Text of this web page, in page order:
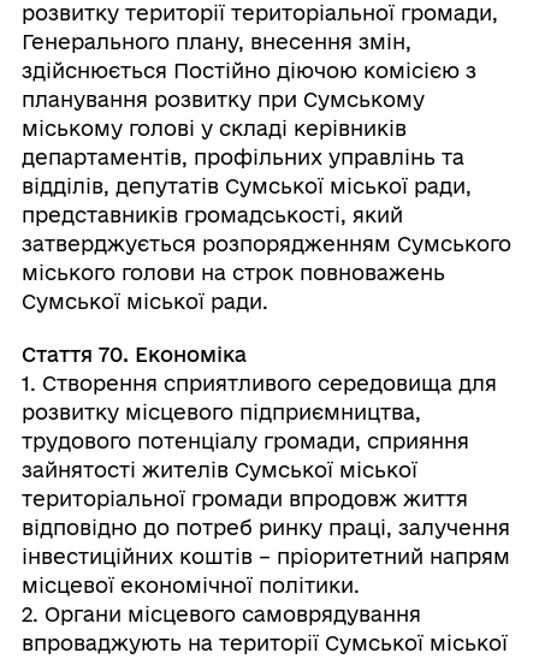
розвитку території територіальної громади,
Генерального плану, внесення змін,
здійснюється Постійно діючою комісією з
планування розвитку при Сумському
міському голові у складі керівників
департаментів, профільних управлінь та
відділів, депутатів Сумської міської ради,
представників громадськості, який
затверджується розпорядженням Сумського
міського голови на строк повноважень
Сумської міської ради.
Стаття 70. Економіка
1. Створення сприятливого середовища для
розвитку місцевого підприємництва,
трудового потенціалу громади, сприяння
зайнятості жителів Сумської міської
територіальної громади впродовж життя
відповідно до потреб ринку праці, залучення
інвестиційних коштів – пріоритетний напрям
місцевої економічної політики.
2. Органи місцевого самоврядування
впроваджують на території Сумської міської